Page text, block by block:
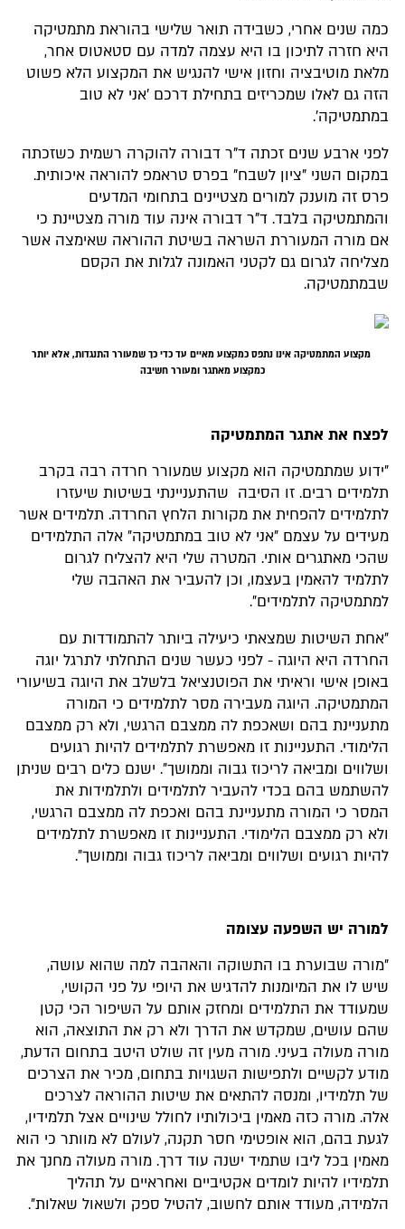
כמה שנים אחרי, כשבידה תואר שלישי בהוראת מתמטיקה
היא חזרה לתיכון בו היא עצמה למדה עם סטאטוס אחר,
מלאת מוטיבציה וחזון אישי להנגיש את המקצוע הלא פשוט
הזה גם לאלו שמכריזים בתחילת דרכם 'אני לא טוב
במתמטיקה'.
לפני ארבע שנים זכתה ד"ר דבורה להוקרה רשמית כשזכתה
במקום השני "ציון לשבח" בפרס טראמפ להוראה איכותית.
פרס זה מוענק למורים מצטיינים בתחומי המדעים
והמתמטיקה בלבד. ד"ר דבורה אינה עוד מורה מצטיינת כי
אם מורה המעוררת השראה בשיטת ההוראה שאימצה אשר
מצליחה לגרום גם לקטני האמונה לגלות את הקסם
שבמתמטיקה.
מקצוע המתמטיקה אינו נתפס כמקצוע מאיים עד כדי כך שמעורר התנגדות, אלא יותר
כמקצוע מאתגר ומעורר חשיבה
לפצח את אתגר המתמטיקה
״ידוע שמתמטיקה הוא מקצוע שמעורר חרדה רבה בקרב
תלמידים רבים. זו הסיבה שהתעניינתי בשיטות שיעזרו
לתלמידים להפחית את מקורות הלחץ החרדה. תלמידים אשר
מעידים על עצמם ״אני לא טוב במתמטיקה״ אלה התלמידים
שהכי מאתגרים אותי. המטרה שלי היא להצליח לגרום
לתלמיד להאמין בעצמו, וכן להעביר את האהבה שלי
למתמטיקה לתלמידים״.
״אחת השיטות שמצאתי כיעילה ביותר להתמודדות עם
החרדה היא היוגה - לפני כעשר שנים התחלתי לתרגל יוגה
באופן אישי וראיתי את הפוטנציאל בלשלב את היוגה בשיעורי
המתמטיקה. היוגה מעבירה מסר לתלמידים כי המורה
מתעניינת בהם ושאכפת לה ממצבם הרגשי, ולא רק ממצבם
הלימודי. התעניינות זו מאפשרת לתלמידים להיות רגועים
ושלווים ומביאה לריכוז גבוה וממושך״. ישנם כלים רבים שניתן
להשתמש בהם בכדי להעביר לתלמידים ולתלמידות את
המסר כי המורה מתעניינת בהם ואכפת לה ממצבם הרגשי,
ולא רק ממצבם הלימודי. התעניינות זו מאפשרת לתלמידים
להיות רגועים ושלווים ומביאה לריכוז גבוה וממושך״.
למורה יש השפעה עצומה
״מורה שבוערת בו התשוקה והאהבה למה שהוא עושה,
שיש לו את המיומנות להדגיש את היופי על פני הקושי,
שמעודד את התלמידים ומחזק אותם על השיפור הכי קטן
שהם עושים, שמקדש את הדרך ולא רק את התוצאה, הוא
מורה מעולה בעיני. מורה מעין זה שולט היטב בתחום הדעת,
מודע לקשיים ולתפישות השגויות בתחום, מכיר את הצרכים
של תלמידיו, ומנסה להתאים את שיטות ההוראה לצרכים
אלה. מורה כזה מאמין ביכולותיו לחולל שינויים אצל תלמידיו,
לגעת בהם, הוא אופטימי חסר תקנה, לעולם לא מוותר כי הוא
מאמין בכל ליבו שתמיד ישנה עוד דרך. מורה מעולה מחנך את
תלמידיו להיות לומדים אקטיביים ואחראיים על תהליך
הלמידה, מעודד אותם לחשוב, להטיל ספק ולשאול שאלות״.